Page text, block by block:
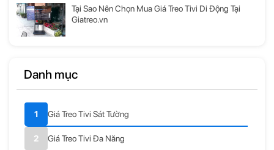
Tại Sao Nên Chọn Mua Giá Treo Tivi Di Động Tại
Giatreo.vn
Danh mục
Giá Treo Tivi Sát Tường
Giá Treo Tivi Đa Năng